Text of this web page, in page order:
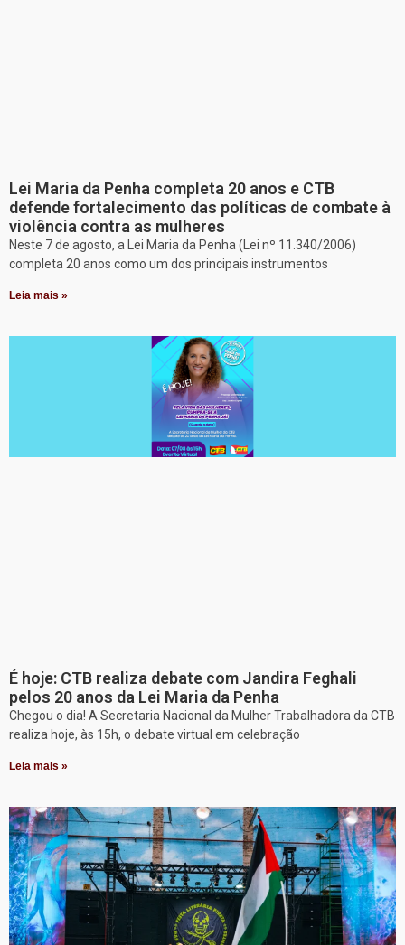
Lei Maria da Penha completa 20 anos e CTB
defende fortalecimento das políticas de combate à
violência contra as mulheres
Neste 7 de agosto, a Lei Maria da Penha (Lei nº 11.340/2006)
completa 20 anos como um dos principais instrumentos
Leia mais »
É hoje: CTB realiza debate com Jandira Feghali
pelos 20 anos da Lei Maria da Penha
Chegou o dia! A Secretaria Nacional da Mulher Trabalhadora da CTB
realiza hoje, às 15h, o debate virtual em celebração
Leia mais »